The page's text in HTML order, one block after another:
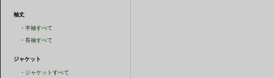
袖丈
・半袖すべて
・長袖すべて
ジャケット
・ ジャケットすべて